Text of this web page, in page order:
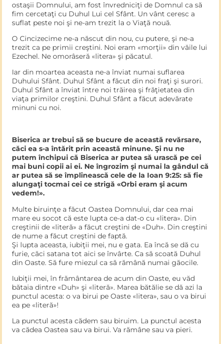
ostaşii Domnului, am fost învredniciţi de Domnul ca să
fim cercetaţi cu Duhul Lui cel Sfânt. Un vânt ceresc a
suflat peste noi şi ne-am trezit la o Viaţă nouă.
O Cincizecime ne-a născut din nou, cu putere, şi ne-a
trezit ca pe primii creştini. Noi eram «morţii» din văile lui
Ezechel. Ne omorâseră «litera» şi păcatul.
Iar din moartea aceasta ne-a înviat numai suflarea
Duhului Sfânt. Duhul Sfânt a făcut din noi fraţi şi surori.
Duhul Sfânt a înviat între noi trăirea şi frăţietatea din
viaţa primilor creştini. Duhul Sfânt a făcut adevărate
minuni cu noi.
Biserica ar trebui să se bucure de această revărsare,
căci ea s-a întărit prin această minune. Şi nu ne
putem închipui că Biserica ar putea să urască pe cei
mai buni copii ai ei. Ne îngrozim şi numai la gândul că
ar putea să se împlinească cele de la Ioan 9:25: să fie
alungaţi tocmai cei ce strigă «Orbi eram şi acum
vedem!».
Multe biruinţe a făcut Oastea Domnului, dar cea mai
mare eu socot că este lupta ce-a dat-o cu «litera». Din
creştinii de «literă» a făcut creştini de «Duh». Din creştini
de nume a făcut creştini de faptă.
Şi lupta aceasta, iubiţii mei, nu e gata. Ea încă se dă cu
furie, căci satana tot aici se învârte. Ca să scoată Duhul
din Oaste. Să fure miezul ca să rămână numai găocile.
Iubiţii mei, în frământarea de acum din Oaste, eu văd
bătaia dintre «Duh» şi «literă». Marea bătălie se dă azi la
punctul acesta: o va birui pe Oaste «litera», sau o va birui
ea pe «literă»!
La punctul acesta cădem sau biruim. La punctul acesta
va cădea Oastea sau va birui. Va rămâne sau va pieri.